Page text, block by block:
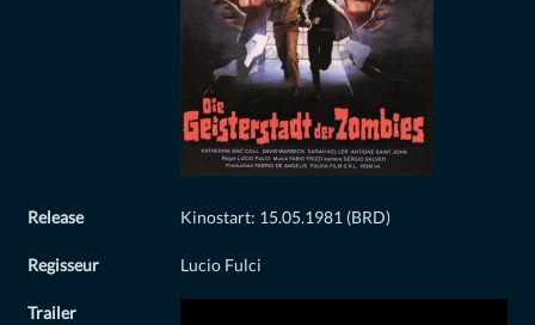
Release Kinostart: 15.05.1981 (BRD)
Regisseur Lucio Fulci
Trailer